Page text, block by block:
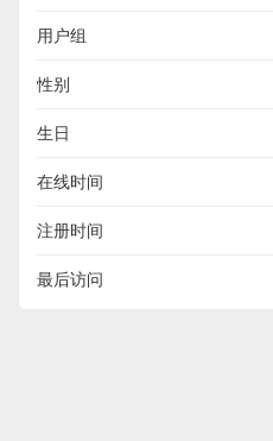
用户组
性别
生日
在线时间
注册时间
最后访问